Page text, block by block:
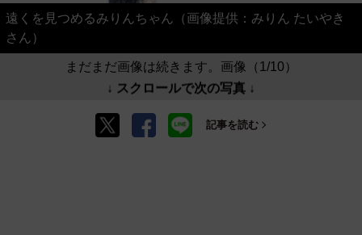
遠くを見つめるみりんちゃん（画像提供：みりん たいやき
さん）
まだまだ画像は続きます。画像（1/10）
↓ スクロールで次の写真 ↓
記事を読む